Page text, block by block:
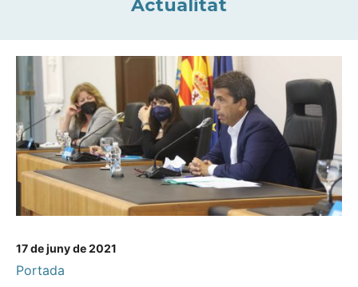
Actualitat
17 de juny de 2021
Portada